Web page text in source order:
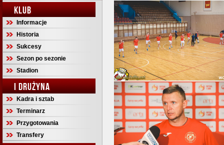
KLUB
Informacje
Historia
Sukcesy
Sezon po sezonie
Stadion
I DRUŻYNA
Kadra i sztab
Terminarz
Przygotowania
Transfery